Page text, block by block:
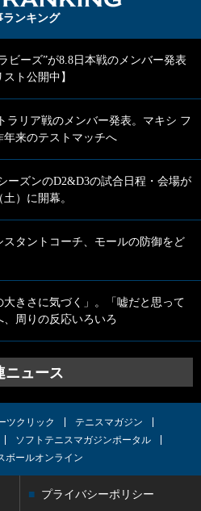
ランキング
ビーズ”が8.8日本戦のメンバー発表
ト公開中】
ラリア戦のメンバー発表。マキシ フ
年来のテストマッチへ
ーズンのD2&D3の試合日程・会場が
）に開幕。
スタントコーチ、モールの防御をど
大きさに気づく」。「嘘だと思って
周りの反応いろいろ
ニュース
ツクリック
テニスマガジン
ソフトテニスマガジンポータル
ボールオンライン
プライバシーポリシー